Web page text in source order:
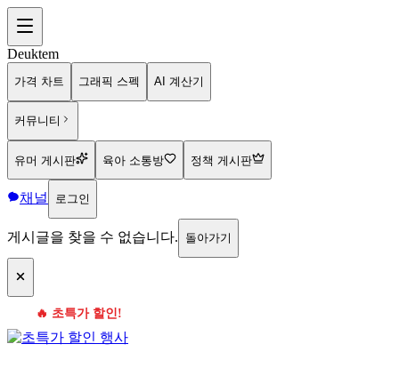
Deuktem
가격 차트 그래픽 스펙 AI 계산기
커뮤니티
유머 게시판 육아 소통방 정책 게시판
채널 로그인
게시글을 찾을 수 없습니다. 돌아가기
🔥 초특가 할인!